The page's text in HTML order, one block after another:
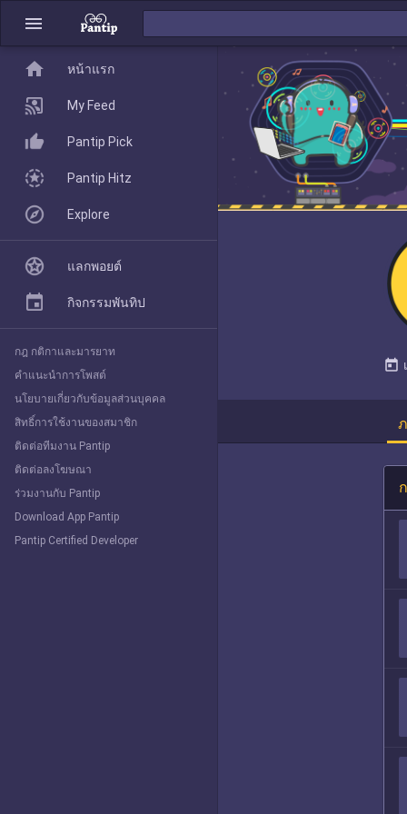
menu
today
home
Pantip Pick
Explore
home หน้าแรก
My Feed
Pantip Pick
Pantip Hitz
Explore
แลกพอยต์
กิจกรรมพันทิป
กฎ กติกาและมารยาท
คำแนะนำการโพสต์
นโยบายเกี่ยวกับข้อมูลส่วนบุคคล
สิทธิ์การใช้งานของสมาชิก
ติดต่อทีมงาน Pantip
ติดต่อลงโฆษณา
ร่วมงานกับ Pantip
Download App Pantip
Pantip Certified Developer